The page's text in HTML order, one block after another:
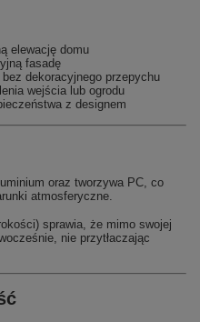
elewację domu
fasadę
dekoracyjnego przepychu
wejścia lub ogrodu
z designem
oraz tworzywa PC, co
atmosferyczne.
sprawia, że mimo swojej
nie przytłaczając